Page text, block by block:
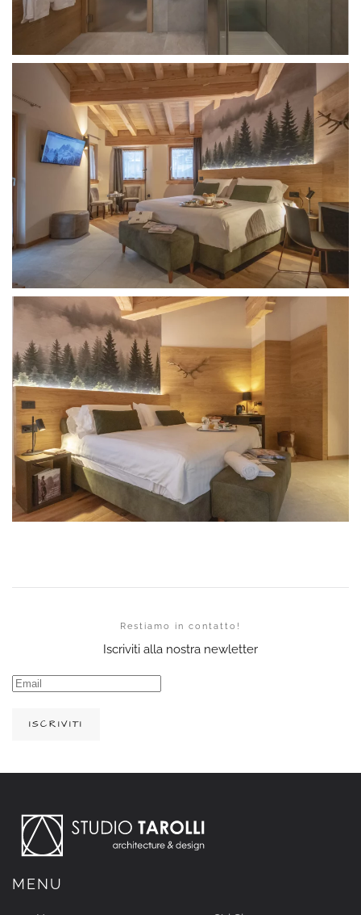
Luci soffuse e colori caldi, imbottiti e tessuti naturali,
trompe l’oeil illuminato sul retro-letto e soffitto in
legno fanno di questa stanza mansardata in un hotel a
quattro stelle superior un’oasi di comfort e relax.
Un ambiente avvolgente e suggestivo, dove il retro
del letto, con un’immagine parzialmente astratta di un
bosco montano avvolto dalla nebbia, trasporta l’ospite
in un’atmosfera misteriosa e serena. Il verde,
richiamato dalla fotografia, pervade i tessuti della
stanza, creando un’unione perfetta tra natura e
comfort, ideale per un soggiorno rilassante.
Restiamo in contatto!
Iscriviti alla nostra newletter
ISCRIVITI
MENU